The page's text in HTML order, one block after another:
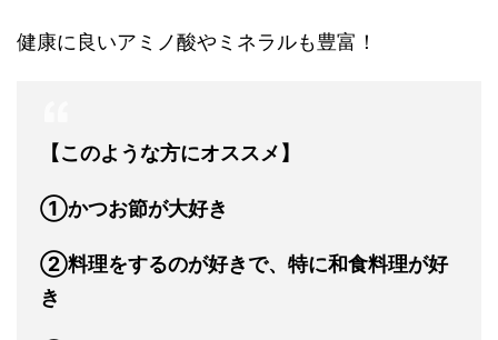
健康に良いアミノ酸やミネラルも豊富！
【このような方にオススメ】
①かつお節が大好き
②料理をするのが好きで、特に和食料理が好
き